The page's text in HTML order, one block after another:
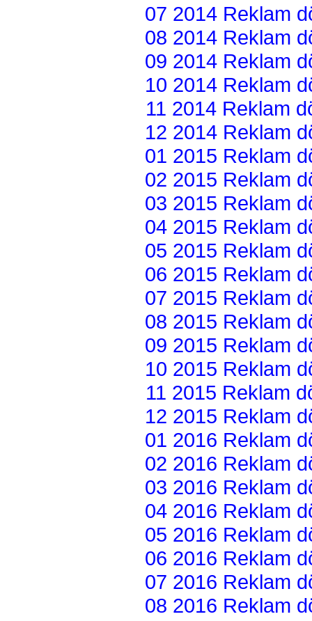
07 2014 Reklam
08 2014 Reklam
09 2014 Reklam
10 2014 Reklam
11 2014 Reklam
12 2014 Reklam
01 2015 Reklam
02 2015 Reklam
03 2015 Reklam
04 2015 Reklam
05 2015 Reklam
06 2015 Reklam
07 2015 Reklam
08 2015 Reklam
09 2015 Reklam
10 2015 Reklam
11 2015 Reklam
12 2015 Reklam
01 2016 Reklam
02 2016 Reklam
03 2016 Reklam
04 2016 Reklam
05 2016 Reklam
06 2016 Reklam
07 2016 Reklam
08 2016 Reklam